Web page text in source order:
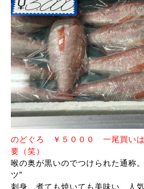
のどぐろ ￥５０００ 一尾買いは
要（笑）
喉の奥が黒いのでつけられた通称
ツ”
刺身、煮ても焼いても美味い、人